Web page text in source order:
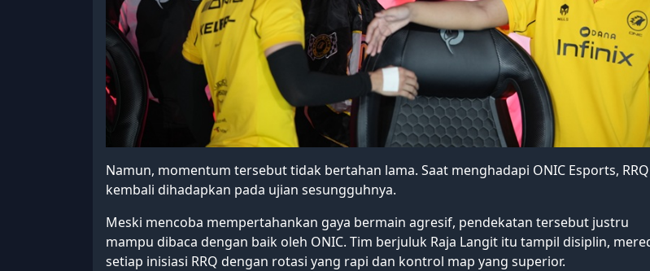
Namun, momentum tersebut tidak bertahan lama. Saat menghadapi ONIC Esports, RRQ
kembali dihadapkan pada ujian sesungguhnya.
Meski mencoba mempertahankan gaya bermain agresif, pendekatan tersebut justru
mampu dibaca dengan baik oleh ONIC. Tim berjuluk Raja Langit itu tampil disiplin,
setiap inisiasi RRQ dengan rotasi yang rapi dan kontrol map yang superior.